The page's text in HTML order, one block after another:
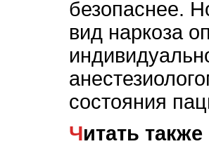
безопаснее.
вид наркоза
состояния
Читать также